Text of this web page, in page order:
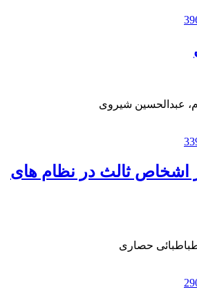
عبدالحسین شیروی
اشخاص ثالث در نظام های
حصاری